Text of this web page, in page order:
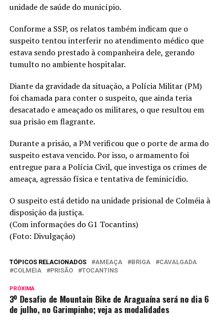
unidade de saúde do município.
Conforme a SSP, os relatos também indicam que o
suspeito tentou interferir no atendimento médico que
estava sendo prestado à companheira dele, gerando
tumulto no ambiente hospitalar.
Diante da gravidade da situação, a Polícia Militar (PM)
foi chamada para conter o suspeito, que ainda teria
desacatado e ameaçado os militares, o que resultou em
sua prisão em flagrante.
Durante a prisão, a PM verificou que o porte de arma do
suspeito estava vencido. Por isso, o armamento foi
entregue para a Polícia Civil, que investiga os crimes de
ameaça, agressão física e tentativa de feminicídio.
O suspeito está detido na unidade prisional de Colméia à
disposição da justiça.
(Com informações do G1 Tocantins)
(Foto: Divulgação)
TÓPICOS RELACIONADOS AMEAÇA BRIGA
CAVALGADA
COLMÉIA
PRISÃO TOCANTINS
PRÓXIMA
3º Desafio de Mountain Bike de Araguaína será no dia 6
de julho, no Garimpinho; veja as modalidades